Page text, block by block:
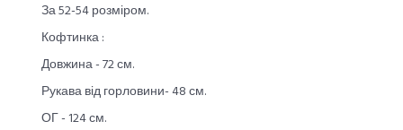
За 52-54 розміром.
Кофтинка :
Довжина - 72 см.
Рукава від горловини- 48 см.
ОГ - 124 см.